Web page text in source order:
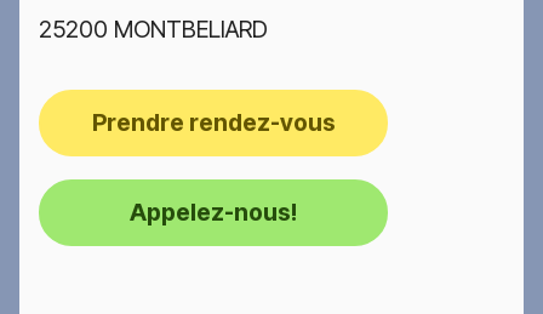
25200 MONTBELIARD
Prendre rendez-vous
Appelez-nous!